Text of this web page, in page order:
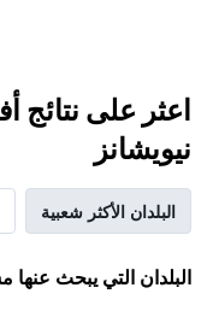
اعثر على نتائج
نيويشانز
البلدان الأكثر شعبية
البلدان التي يبحث عنها